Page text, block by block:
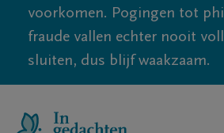
voorkomen. Pogingen tot
fraude vallen echter nooit
sluiten, dus blijf waakzaam.